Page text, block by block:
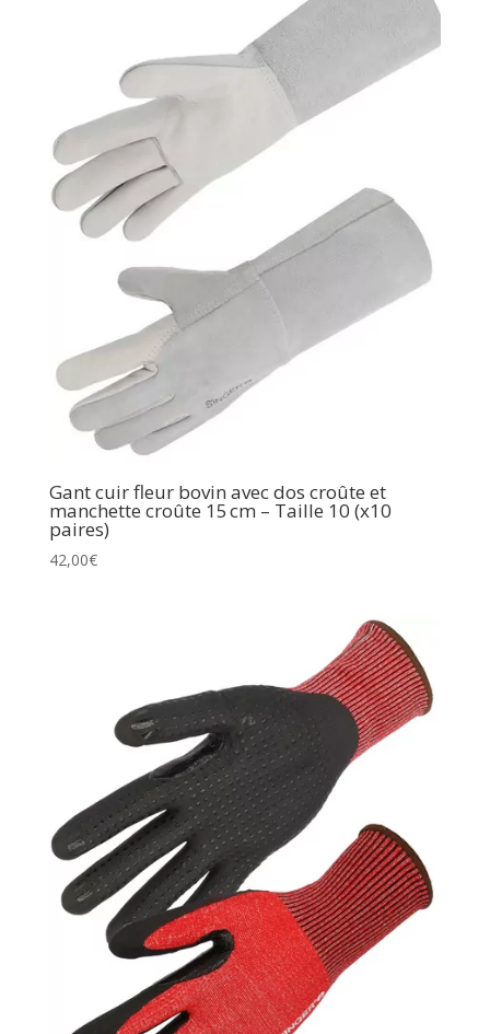
Gant cuir fleur bovin avec dos croûte et
manchette croûte 15 cm – Taille 10 (x10
paires)
42,00€